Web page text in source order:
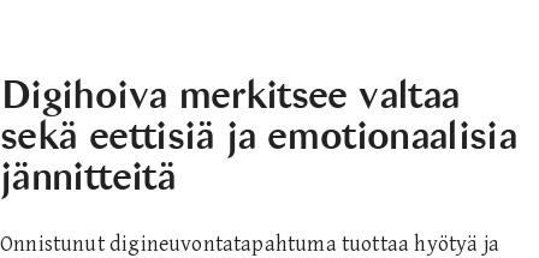
Digihoiva merkitsee valtaa
sekä eettisiä ja emotionaalisia
jännitteitä
Onnistunut digineuvontatapahtuma tuottaa hyötyä ja